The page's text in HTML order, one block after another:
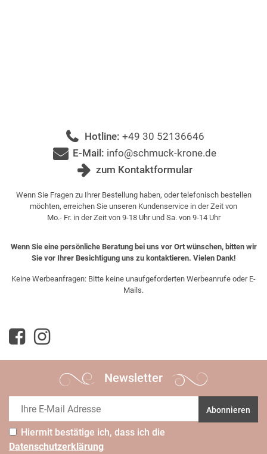
Hotline: +49 30 52136646
E-Mail: info@schmuck-krone.de
zum Kontaktformular
Wenn Sie Fragen zu Ihrer Bestellung haben, oder telefonisch bestellen
möchten, erreichen Sie unseren Kundenservice in der Zeit von
Mo.- Fr. in der Zeit von 9-18 Uhr und Sa. von 9-14 Uhr
Wenn Sie eine persönliche Beratung bei uns vor Ort wünschen, bitten wir
Sie vor Ihrer Besichtigung uns zu kontaktieren. Vielen Dank!
Keine Werbeanfragen: Bitte keine unaufgeforderten Werbeanrufe oder E-
Mails.
Newsletter
Abonnieren
Hiermit bestätige ich, dass ich die
Daten­schutz­erklärung